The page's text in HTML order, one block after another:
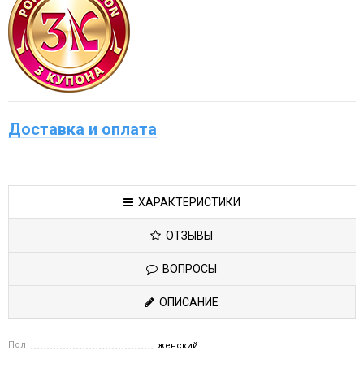
Доставка и оплата
ХАРАКТЕРИСТИКИ
ОТЗЫВЫ
ВОПРОСЫ
ОПИСАНИЕ
Пол женский